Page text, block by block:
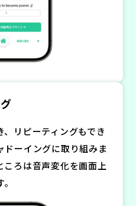
リピーティングもでき
ーイングに取り組みま
ころは音声変化を画面上